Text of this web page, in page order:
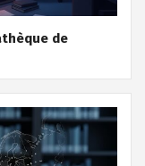
de